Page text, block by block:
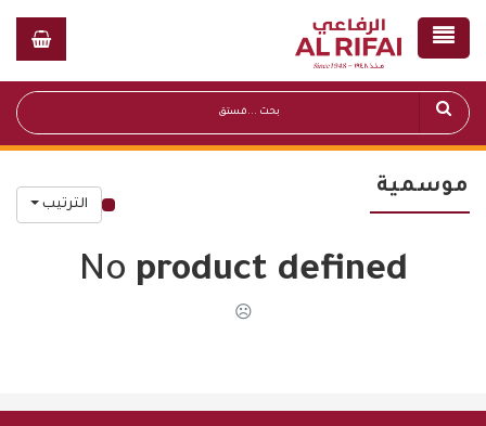
موسمية
الترتيب
No product defined
☹